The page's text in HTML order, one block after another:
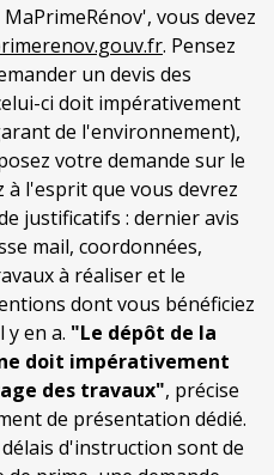
vous devez
. Pensez
un devis des
ci doit impérativement
de l'environnement),
votre demande sur le
à l'esprit que vous devrez
justificatifs : dernier avis
mail, coordonnées,
à réaliser et le
dont vous bénéficiez
y en a. "Le dépôt de la
doit impérativement
des travaux", précise
de présentation dédié.
d'instruction sont de